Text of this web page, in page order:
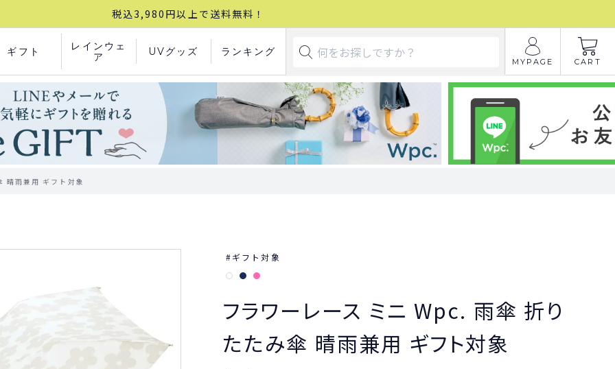
税込3,980円以上で送料無料！
ギフト
レインウェ
ア
UVグッズ ランキング
MYPAGE CART
雨兼用 ギフト対象
ギフト対象
フラワーレース ミニ Wpc. 雨傘 折り
たたみ傘 晴雨兼用 ギフト対象